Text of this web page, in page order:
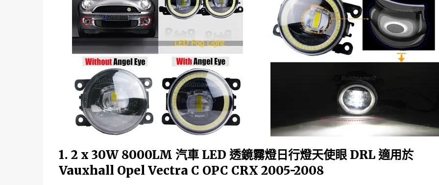
1. 2 x 30W 8000LM 汽車 LED 透鏡霧燈日行燈天使眼 DRL 適用於
Vauxhall Opel Vectra C OPC CRX 2005-2008